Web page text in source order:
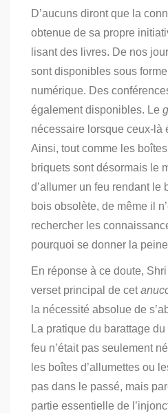
D’aucuns diront que la
obtenue de sa propre
lisant des livres. De nos
sont disponibles sous
numérique. Des
également disponibles. Le
nécessaire lorsque ceux-là
Ainsi, tout comme les
briquets sont désormais le
d’allumer un feu rendant le
bois obsolète, de même il
rechercher les
pourquoi se donner la
En réponse à ce doute,
verset principal de cet
la nécessité absolue de
La pratique du barattage
feu n’était pas seulement
les boîtes d’allumettes ou
pas dans le passé, mais
partie essentielle de